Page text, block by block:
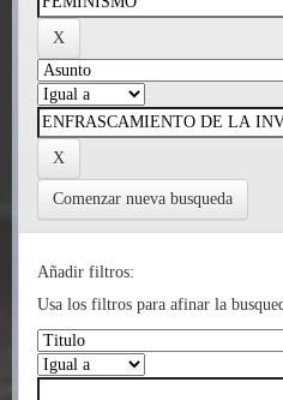
Comenzar nueva busqueda
Añadir filtros:
Usa los filtros para afinar la